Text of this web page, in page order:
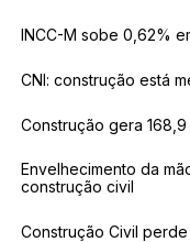
INCC-M sobe 0,62%
CNI: construção está
Construção gera
Envelhecimento da
construção civil
Construção Civil